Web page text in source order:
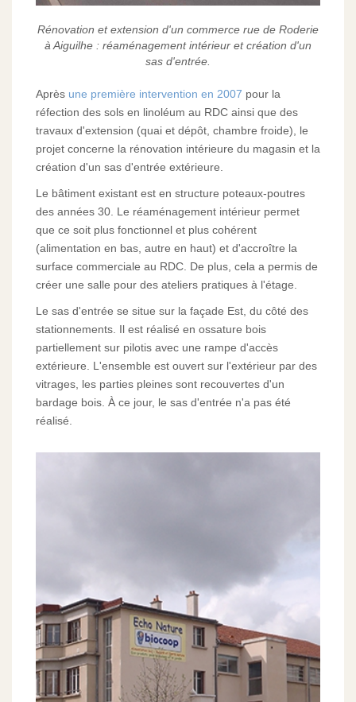
Rénovation et extension d'un commerce rue de Roderie
à Aiguilhe : réaménagement intérieur et création d'un
sas d'entrée.
Après une première intervention en 2007 pour la
réfection des sols en linoléum au RDC ainsi que des
travaux d'extension (quai et dépôt, chambre froide), le
projet concerne la rénovation intérieure du magasin et la
création d'un sas d'entrée extérieure.
Le bâtiment existant est en structure poteaux-poutres
des années 30. Le réaménagement intérieur permet
que ce soit plus fonctionnel et plus cohérent
(alimentation en bas, autre en haut) et d'accroître la
surface commerciale au RDC. De plus, cela a permis de
créer une salle pour des ateliers pratiques à l'étage.
Le sas d'entrée se situe sur la façade Est, du côté des
stationnements. Il est réalisé en ossature bois
partiellement sur pilotis avec une rampe d'accès
extérieure. L'ensemble est ouvert sur l'extérieur par des
vitrages, les parties pleines sont recouvertes d'un
bardage bois. À ce jour, le sas d'entrée n'a pas été
réalisé.